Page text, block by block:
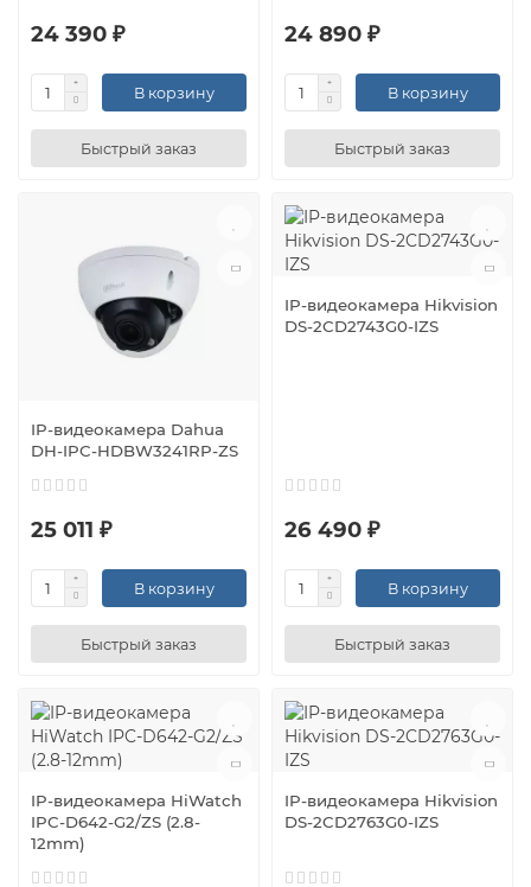
24 390 ₽
В корзину
Быстрый заказ
24 890 ₽
В корзину
Быстрый заказ
IP-видеокамера Dahua
DH-IPC-HDBW3241RP-ZS
25 011 ₽
В корзину
Быстрый заказ
IP-видеокамера Hikvision
DS-2CD2743G0-IZS
26 490 ₽
В корзину
Быстрый заказ
IP-видеокамера HiWatch
IPC-D642-G2/ZS (2.8-
12mm)
IP-видеокамера Hikvision
DS-2CD2763G0-IZS